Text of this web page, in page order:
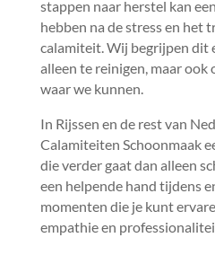
stappen naar herstel kan
hebben na de stress en het
calamiteit.​ Wij begrijpen dit
alleen te reinigen, maar ook
waar we kunnen.​
In Rijssen en de rest van
Calamiteiten Schoonmaak
die verder gaat dan alleen
een helpende hand tijdens
momenten die je kunt
empathie en